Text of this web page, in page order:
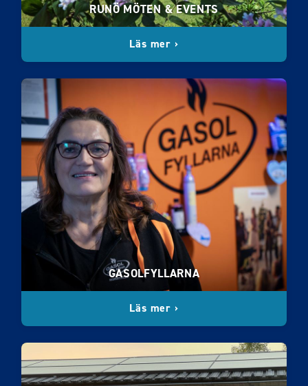
RUNÖ MÖTEN & EVENTS
Läs mer ›
GASOLFYLLARNA
Läs mer ›